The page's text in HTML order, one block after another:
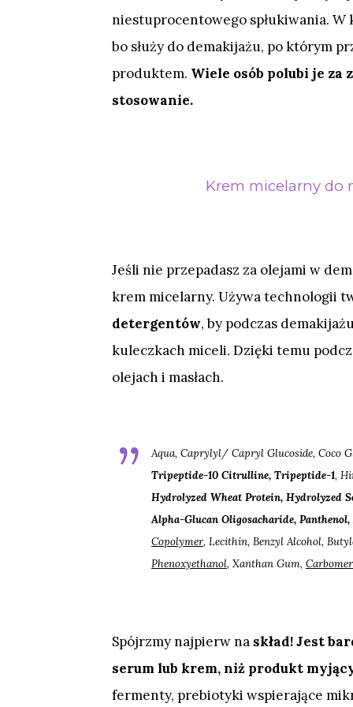
niestuprocentowego spłukiwania.
bo służy do demakijażu, po którym
produktem. Wiele osób polubi je za
stosowanie.
Krem micelarny do
Jeśli nie przepadasz za olejami w
krem micelarny. Używa technologii
detergentów, by podczas
kuleczkach miceli. Dzięki temu
olejach i masłach.
Aqua, Caprylyl/ Capryl Glucoside, Coco
Tripeptide-10 Citrulline, Tripeptide-1,
Hydrolyzed Wheat Protein, Hydrolyzed
Alpha-Glucan Oligosacharide,
Copolymer, Lecithin, Benzyl Alcohol,
Phenoxyethanol, Xanthan Gum, Carbomer
Spójrzmy najpierw na skład! Jest
serum lub krem, niż produkt
fermenty, prebiotyki wspierające